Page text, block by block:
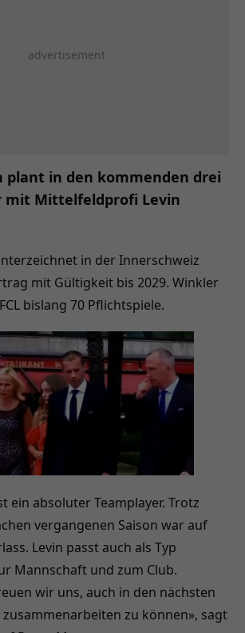
plant in den kommenden drei
mit Mittelfeldprofi Levin
in der Innerschweiz
mit Gültigkeit bis 2029. Winkler
bislang 70 Pflichtspiele.
ein absoluter Teamplayer. Trotz
vergangenen Saison war auf
Levin passt auch als Typ
Mannschaft und zum Club.
wir uns, auch in den nächsten
zusammenarbeiten zu können», sagt